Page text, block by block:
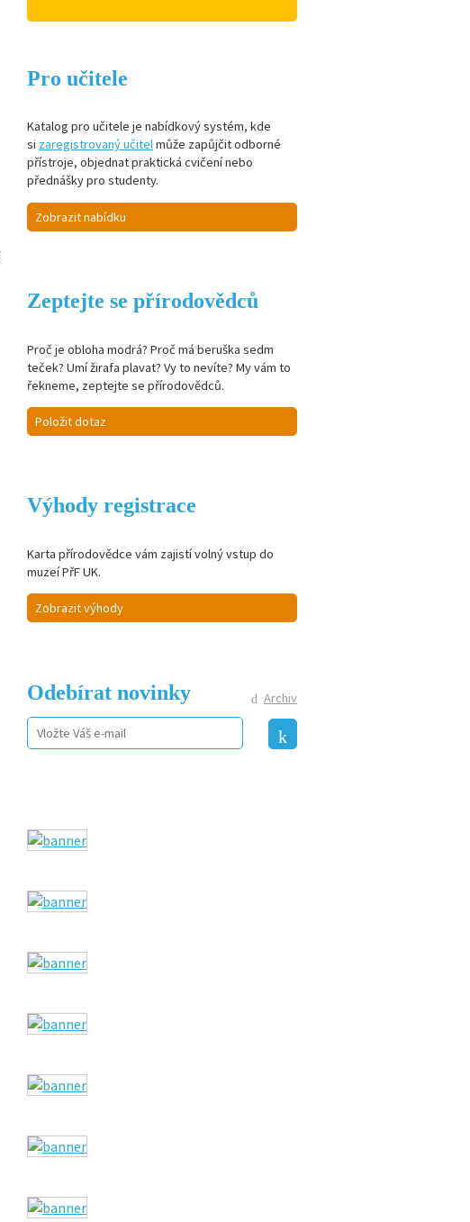
Pro učitele
Katalog pro učitele je nabídkový systém, kde
si zaregistrovaný učitelmůže zapůjčit odborné
přístroje, objednat praktická cvičení nebo
přednášky pro studenty.
Zobrazit nabídku
Zeptejte se přírodovědců
Proč je obloha modrá? Proč má beruška sedm
teček? Umí žirafa plavat? Vy to nevíte? My vám to
řekneme, zeptejte se přírodovědců.
Položit dotaz
Výhody registrace
Karta přírodovědce vám zajistí volný vstup do
muzeí PřF UK.
Zobrazit výhody
Archiv
Odebírat novinky